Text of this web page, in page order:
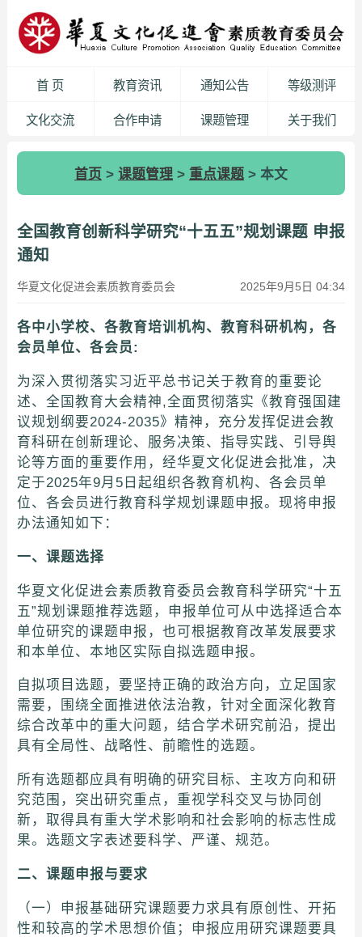
首 页 教育资讯 通知公告 等级测评
文化交流 合作申请 课题管理 关于我们
首页 > 课题管理> 重点课题> 本文
全国教育创新科学研究“十五五”规划课题 申报
通知
华夏文化促进会素质教育委员会 2025年9月5日 04:34
各中小学校、各教育培训机构、教育科研机构，各
会员单位、各会员:
为深入贯彻落实习近平总书记关于教育的重要论
述、全国教育大会精神,全面贯彻落实《教育强国建
议规划纲要2024-2035》精神，充分发挥促进会教
育科研在创新理论、服务决策、指导实践、引导舆
论等方面的重要作用，经华夏文化促进会批准，决
定于2025年9月5日起组织各教育机构、各会员单
位、各会员进行教育科学规划课题申报。现将申报
办法通知如下：
一、课题选择
华夏文化促进会素质教育委员会教育科学研究“十五
五”规划课题推荐选题，申报单位可从中选择适合本
单位研究的课题申报，也可根据教育改革发展要求
和本单位、本地区实际自拟选题申报。
自拟项目选题，要坚持正确的政治方向，立足国家
需要，围绕全面推进依法治教，针对全面深化教育
综合改革中的重大问题，结合学术研究前沿，提出
具有全局性、战略性、前瞻性的选题。
所有选题都应具有明确的研究目标、主攻方向和研
究范围，突出研究重点，重视学科交叉与协同创
新，取得具有重大学术影响和社会影响的标志性成
果。选题文字表述要科学、严谨、规范。
二、课题申报与要求
（一）申报基础研究课题要力求具有原创性、开拓
性和较高的学术思想价值；申报应用研究课题要具